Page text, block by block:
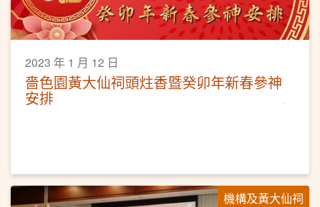
2023 年 1 月 12 日
嗇色園黃大仙祠頭炷香暨癸卯年新春參神
安排
機構及黃大仙祠